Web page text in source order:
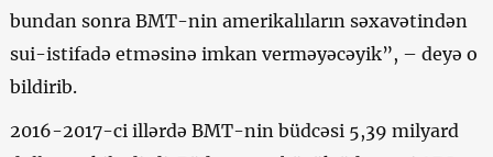
bundan sonra BMT-nin amerikalıların səxavətindən
sui-istifadə etməsinə imkan verməyəcəyik”, – deyə o
bildirib.
2016-2017-ci illərdə BMT-nin büdcəsi 5,39 milyard